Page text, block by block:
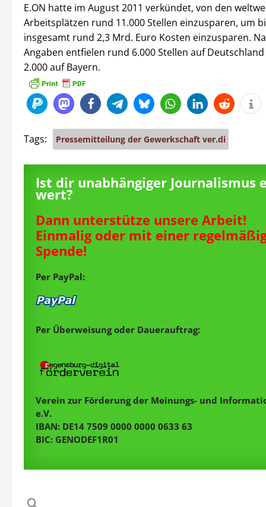
E.ON hatte im August 2011 verkündet, von den
Arbeitsplätzen rund 11.000 Stellen einzusparen, um
insgesamt rund 2,3 Mrd. Euro Kosten einzusparen.
Angaben entfielen rund 6.000 Stellen auf
2.000 auf Bayern.
Tags: Pressemitteilung der Gewerkschaft ver.di
Ist dir unabhängiger Journalismus
wert?
Dann unterstütze unsere Arbeit!
Einmalig oder mit einer
Spende!
Per PayPal:
Per Überweisung oder Dauerauftrag:
Verein zur Förderung der Meinungs- und
e.V.
IBAN: DE14 7509 0000 0000 0633 63
BIC: GENODEF1R01